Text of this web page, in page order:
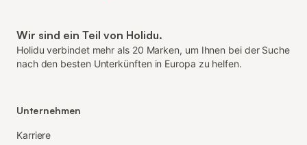
Wir sind ein Teil von Holidu.
Holidu verbindet mehr als 20 Marken, um Ihnen bei der Suche
nach den besten Unterkünften in Europa zu helfen.
Unternehmen
Karriere